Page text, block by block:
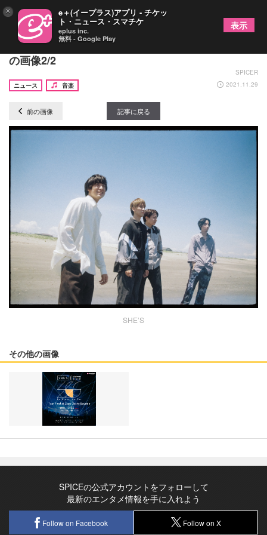
SHE’S、ツアーファイナル大阪公演の生配信が決定
の画像2/2
SPICER
ニュース
音楽 2021.11.29
前の画像 記事に戻る
SHE’S
その他の画像
SPICEの公式アカウントをフォローして
最新のエンタメ情報を手に入れよう
Follow on Facebook Follow on X
× e＋(イープラス)アプリ - チケッ
ト・ニュース・スマチケ
eplus inc.
無料 - Google Play
表示